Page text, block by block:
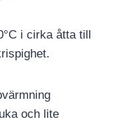
i cirka åtta till
och lite